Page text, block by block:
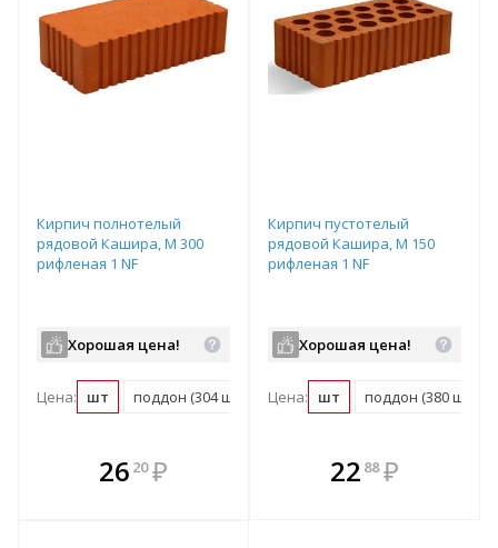
Кирпич полнотелый
рядовой Кашира, М 300
рифленая 1 NF
Хорошая цена!
Цена: шт поддон (304 шт)
26 20 ₽
В комплекте
всегда выгоднее!
Кирпич пустотелый
рядовой Кашира, М 150
рифленая 1 NF
Хорошая цена!
Цена: шт поддон (380 шт)
В комплекте
всегда выгоднее!
22 88 ₽